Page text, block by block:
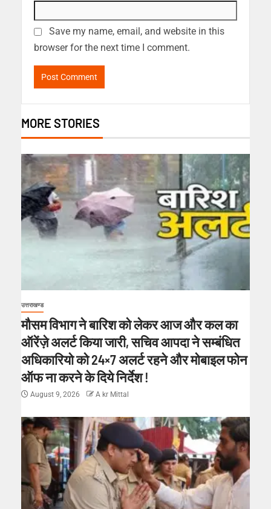
Save my name, email, and website in this
browser for the next time I comment.
MORE STORIES
उत्तराखण्ड
मौसम विभाग ने बारिश को लेकर आज और कल का
ऑरेंज़े अलर्ट किया जारी, सचिव आपदा ने सम्बंधित
अधिकारियो को 24×7 अलर्ट रहने और मोबाइल फोन
ऑफ ना करने के दिये निर्देश !
August 9, 2026 A kr Mittal